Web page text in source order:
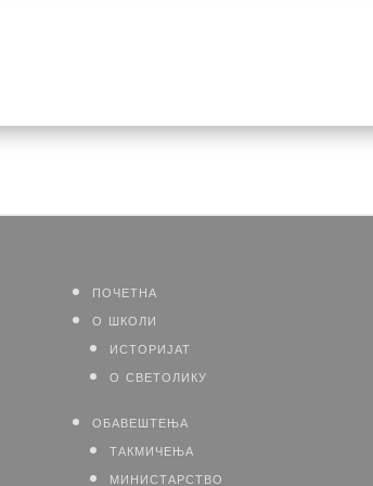
почетна
о школи
историјат
о светолику
обавештења
такмичења
министарство